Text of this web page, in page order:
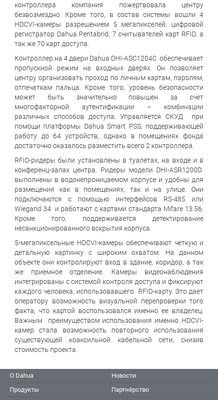
контроллера компания пожертвовала центру
безвозмездно. Кроме того, в состав системы вошли 4
HDCVI-камеры разрешением 5 мегапикселей, цифровой
регистратор Dahua Pentabrid, 7 считывателей карт RFID, а
так же 70 карт доступа.
Контроллер на 4 двери Dahua DHI-ASC1204C обеспечивает
пропускной режим на входных дверях. Он позволяет
центру организовать проход по личным картам, паролям,
отпечаткам пальца. Кроме того, уровень безопасности
может быть значительно повышен за счет
многофакторной аутентификации – комбинации
различных способов доступа. Управляется СКУД при
помощи платформы Dahua Smart PSS, поддерживающей
работу до 64 устройств, однако в помещениях фонда
достаточно оказалось разместить всего 2 контроллера.
RFID-ридеры были установлены в туалетах, на входе и в
конференц-залах центра. Ридеры модели DHI-ASR1200D
выполнены в водонепроницаемом корпусе и удобны для
размещения как в помещениях, так и на улице. Они
подключаются с помощью интерфейсов RS-485 или
Wiegand 34 и работают с картами стандарта Mifare 13.56.
Кроме того, поддерживается детектирование
несанкционированного вскрытия корпуса.
5-мегапиксельные HDCVI-камеры обеспечивают четкую и
детальную картинку с широким охватом. На данном
объекте они контролируют вход в здание, коридор, а так
же приемное отделение. Камеры видеонаблюдения
интегрированы с системой контроля доступа и фиксируют
каждого человека, использовавшего RFID-карту. Это дает
оператору возможность визуальной перепроверки того
факта, что картой воспользовался именно ее владелец.
Важным преимуществом использования именно HDCVI-
камер стала возможность повторного использования
существующей коаксильной кабельной сети, снизив
стоимость проекта.
О Dahua
Продукты
Новости
Партнёрство